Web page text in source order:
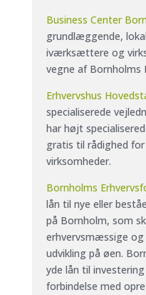
Business Center
grundlæggende,
iværksættere og
vegne af Bornholms
Erhvervshus
specialiserede
har højt
gratis til rådighed
virksomheder.
Bornholms
lån til nye eller
på Bornholm, som
erhvervsmæssige
udvikling på øen.
yde lån til
forbindelse med